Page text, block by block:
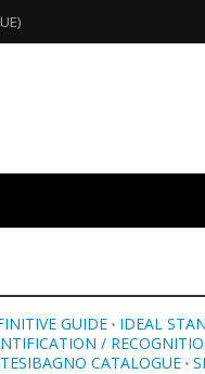
GUIDE • IDEAL
/
CATALOGUE •